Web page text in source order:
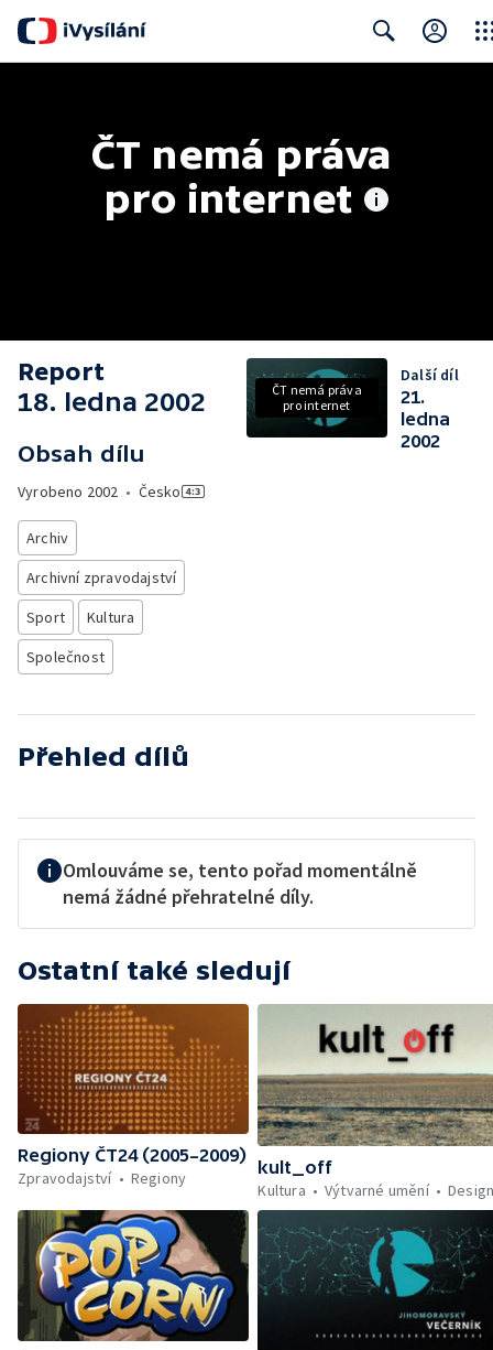
ČT nemá práva
pro internet
Report
18. ledna 2002
Obsah dílu
Vyrobeno 2002 • Česko
Archiv
Archivní zpravodajství
Sport
Kultura
Společnost
ČT nemá práva
pro internet
Další díl
21.
ledna
2002
Přehled dílů
Omlouváme se, tento pořad momentálně
nemá žádné přehratelné díly.
Ostatní také sledují
Regiony ČT24 (2005–2009)
Zpravodajství
Regiony
kult_off
Kultura
Výtvarné umění